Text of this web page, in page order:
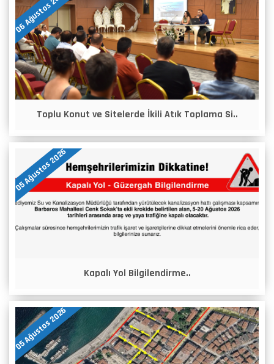
06 Ağustos 2026
Toplu Konut ve Sitelerde İkili Atık Toplama Si..
05 Ağustos 2026
Kapalı Yol Bilgilendirme..
05 Ağustos 2026